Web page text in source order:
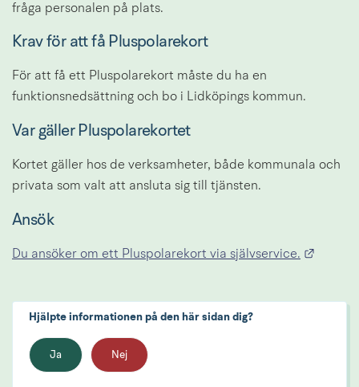
fråga personalen på plats.
Krav för att få Pluspolarekort
För att få ett Pluspolarekort måste du ha en
funktionsnedsättning och bo i Lidköpings kommun.
Var gäller Pluspolarekortet
Kortet gäller hos de verksamheter, både kommunala och
privata som valt att ansluta sig till tjänsten.
Ansök
Du ansöker om ett Pluspolarekort via självservice.
Hjälpte informationen på den här sidan dig?
Ja Nej